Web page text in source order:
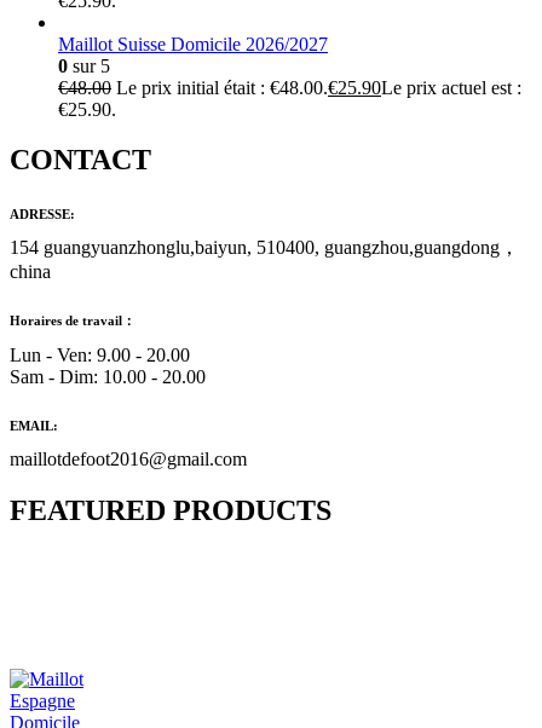
Maillot Suisse Domicile 2026/2027
0 sur 5
€48.00 Le prix initial était : €48.00.€25.90Le prix actuel est :
€25.90.
CONTACT
ADRESSE:
154 guangyuanzhonglu,baiyun, 510400, guangzhou,guangdong，
china
Horaires de travail：
Lun - Ven: 9.00 - 20.00
Sam - Dim: 10.00 - 20.00
EMAIL:
maillotdefoot2016@gmail.com
FEATURED PRODUCTS